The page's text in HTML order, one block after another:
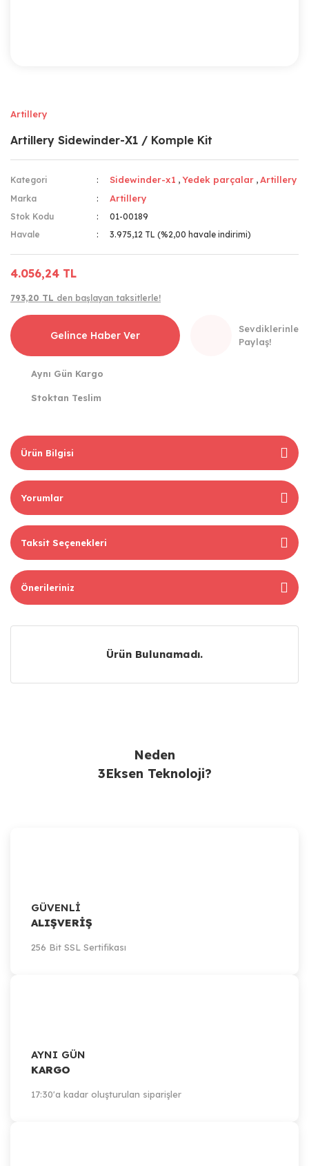
Artillery
Artillery Sidewinder-X1 / Komple Kit
Kategori Sidewinder-x1 ,Yedek parçalar ,Artillery
Marka Artillery
Stok Kodu
01-00189
Havale
3.975,12 TL (%2,00 havale indirimi)
4.056,24 TL
793,20 TL den başlayan taksitlerle!
Gelince Haber Ver
Sevdiklerinle
Paylaş!
Aynı Gün Kargo
Stoktan Teslim
Ürün Bilgisi
Yorumlar
Taksit Seçenekleri
Önerileriniz
Ürün Bulunamadı.
Neden
3Eksen Teknoloji?
GÜVENLİ
ALIŞVERİŞ
256 Bit SSL Sertifikası
AYNI GÜN
KARGO
17:30'a kadar oluşturulan siparişler